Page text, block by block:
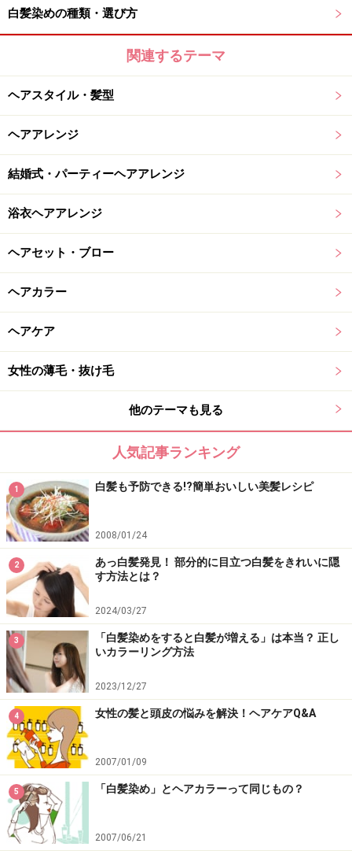
白髪染めの種類・選び方
関連するテーマ
ヘアスタイル・髪型
ヘアアレンジ
結婚式・パーティーヘアアレンジ
浴衣ヘアアレンジ
ヘアセット・ブロー
ヘアカラー
ヘアケア
女性の薄毛・抜け毛
他のテーマも見る
人気記事ランキング
1 白髪も予防できる!?簡単おいしい美髪レシピ
2008/01/24
2
あっ白髪発見！ 部分的に目立つ白髪をきれいに隠
す方法とは？
2024/03/27
3
「白髪染めをすると白髪が増える」は本当？ 正し
いカラーリング方法
2023/12/27
4 女性の髪と頭皮の悩みを解決！ヘアケアQ&A
2007/01/09
5 「白髪染め」とヘアカラーって同じもの？
2007/06/21